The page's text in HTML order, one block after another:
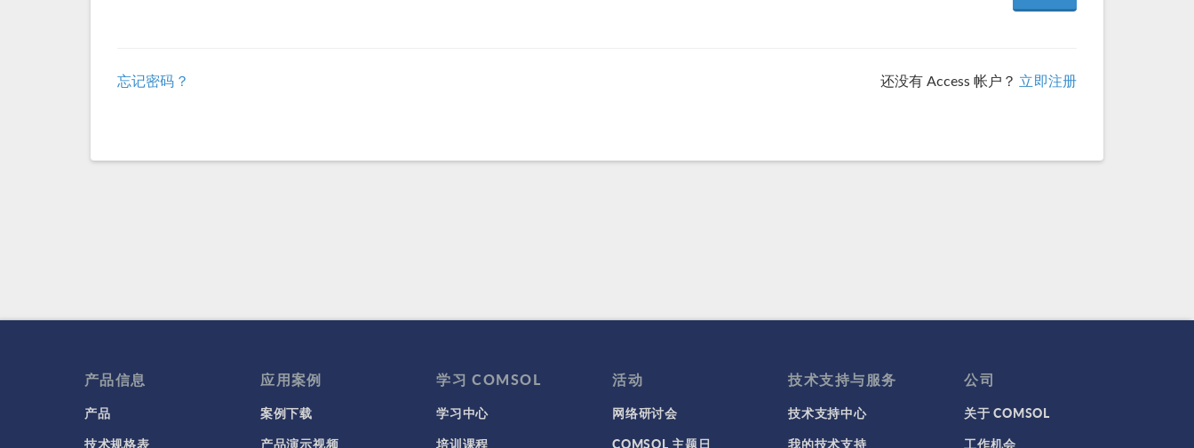
忘记密码？ 还没有 Access 帐户？ 立即注册
产品信息
产品
技术规格表
应用案例
案例下载
产品演示视频
学习 COMSOL
学习中心
培训课程
活动
网络研讨会
COMSOL 主题日
技术支持与服务
技术支持中心
我的技术支持
公司
关于 COMSOL
工作机会